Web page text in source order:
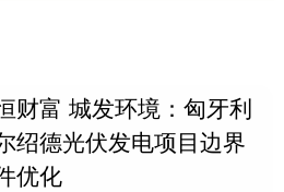
财富 城发环境：匈牙利
绍德光伏发电项目边界
优化